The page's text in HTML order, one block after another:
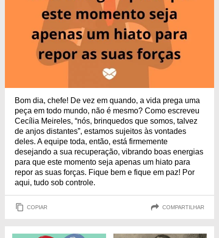
Bom dia, chefe! De vez em quando, a vida prega uma
peça em todo mundo, não é mesmo? Como escreveu
Cecília Meireles, “nós, brinquedos que somos, talvez
de anjos distantes”, estamos sujeitos às vontades
deles. A equipe toda, então, está firmemente
desejando a sua recuperação, vibrando boas energias
para que este momento seja apenas um hiato para
repor as suas forças. Fique bem e fique em paz! Por
aqui, tudo sob controle.
COPIAR COMPARTILHAR